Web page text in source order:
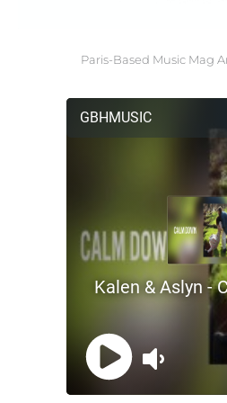
Paris-Based Music Mag